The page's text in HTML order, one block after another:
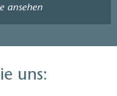
ansehen
uns: